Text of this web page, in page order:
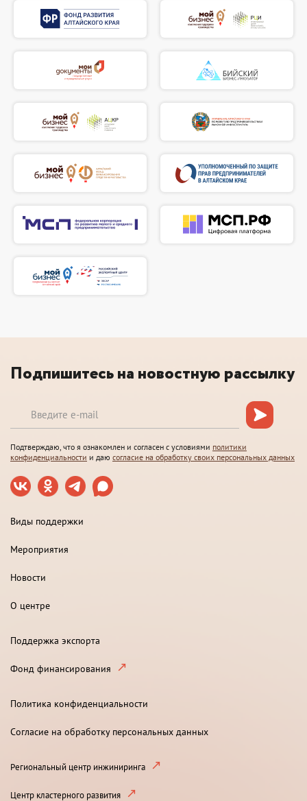
Подпишитесь на новостную рассылку
Подтверждаю, что я ознакомлен и согласен с условиями политики
конфиденциальности и даю согласие на обработку своих персональных данных
Виды поддержки
Мероприятия
Новости
О центре
Поддержка экспорта
Фонд финансирования
Политика конфиденциальности
Согласие на обработку персональных данных
Региональный центр инжиниринга
Центр кластерного развития